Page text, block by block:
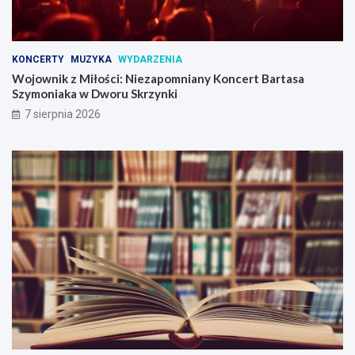
B
a
r
t
a
s
a
S
m
o
n
i
a
k
a
w
D
w
o
r
KONCERTY MUZYKA WYDARZENIA
Wojownik z Miłości: Niezapomniany Koncert Bartasa
Szymoniaka w Dworu Skrzynki
7 sierpnia 2026